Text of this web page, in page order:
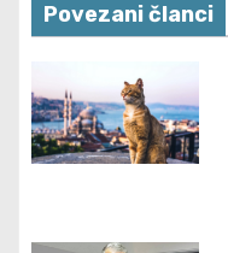
n
v
i
Povezani članci